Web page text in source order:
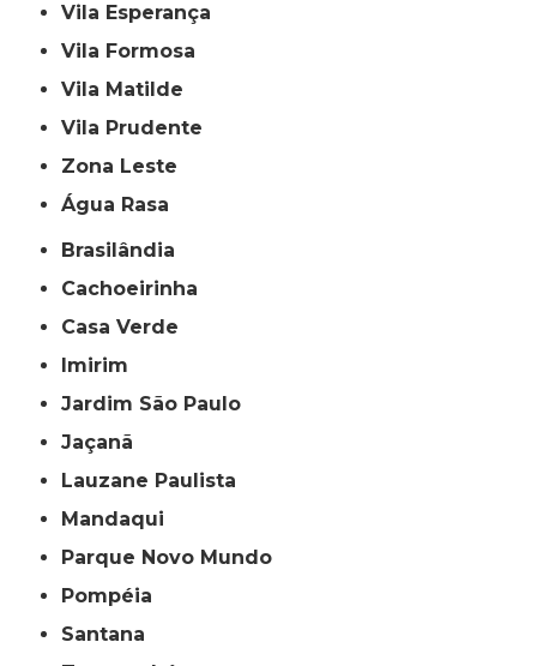
Vila Esperança
Vila Formosa
Vila Matilde
Vila Prudente
Zona Leste
Água Rasa
Brasilândia
Cachoeirinha
Casa Verde
Imirim
Jardim São Paulo
Jaçanã
Lauzane Paulista
Mandaqui
Parque Novo Mundo
Pompéia
Santana